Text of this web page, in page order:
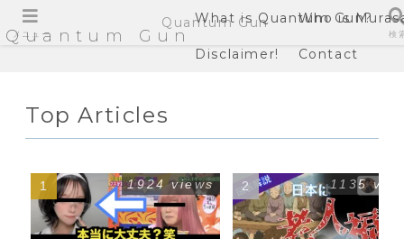
Quantum Gun
What is Quantum Gun?
Who is
Disclaimer! Contact
Top Articles
1924 views 1135
メニュー
Quantum Gun
検